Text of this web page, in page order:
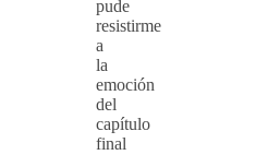
pude
resistirme
a
la
emoción
del
capítulo
final